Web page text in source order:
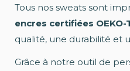
Tous nos sweats sont
encres certifiées OEKO-
qualité, une durabilité et
Grâce à notre outil de